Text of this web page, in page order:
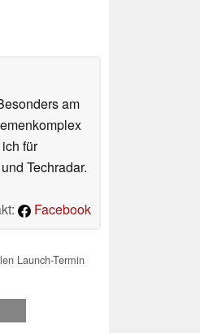
am
für
Techradar.
Facebook
Launch-Termin